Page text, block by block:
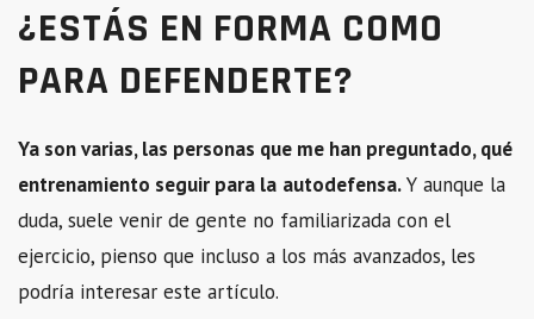
¿ESTÁS EN FORMA COMO
PARA DEFENDERTE?
Ya son varias, las personas que me han preguntado, qué
entrenamiento seguir para la autodefensa.Y aunque la
duda, suele venir de gente no familiarizada con el
ejercicio, pienso que incluso a los más avanzados, les
podría interesar este artículo.